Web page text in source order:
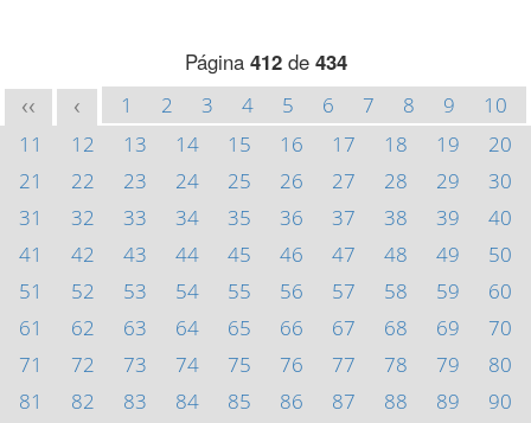
Página 412de 434
<< < 1 2 3 4 5 6 7 8 9
10
11
12 13 14 15 16 17 18 19
20
21
22 23 24 25 26 27 28 29
30
31
32 33 34 35 36 37 38 39
40
41
42 43 44 45 46 47 48 49
50
51
52 53 54 55 56 57 58 59
60
61
62 63 64 65 66 67 68 69
70
71
72 73 74 75 76 77 78 79
80
81
82 83 84 85 86 87 88 89
90